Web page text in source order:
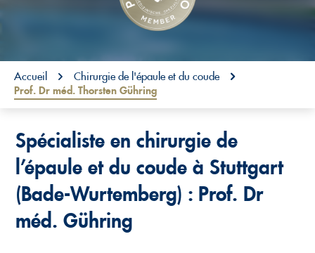
You are here:
Accueil
Chirurgie de l'épaule et du coude
Prof. Dr méd. Thorsten Gühring
Spécialiste en chirurgie de
l’épaule et du coude à Stuttgart
(Bade-Wurtemberg) : Prof. Dr
méd. Gühring